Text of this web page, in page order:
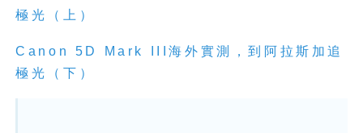
極光（上）
Canon 5D Mark III海外實測，到阿拉斯加追
極光（下）